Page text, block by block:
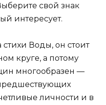
свой знак
интересует.
Воды, он стоит
круге, а потому
многообразен —
личности и в